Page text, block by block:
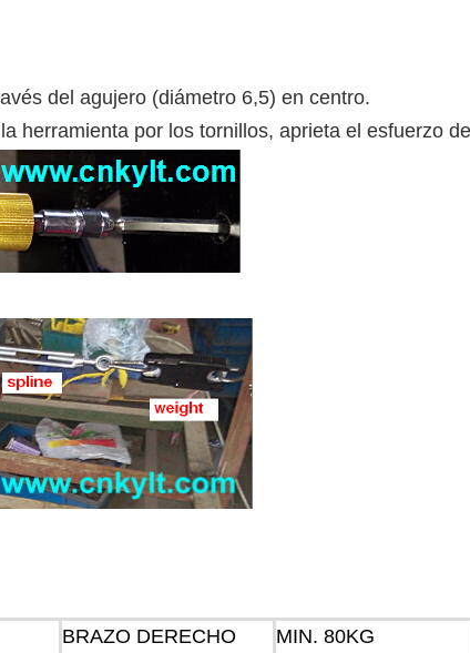
del agujero (diámetro 6,5) en centro.
herramienta por los tornillos, aprieta el esfuerzo
BRAZO DERECHO MIN. 80KG